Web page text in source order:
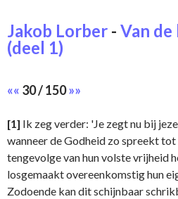
Jakob Lorber - Van
(deel 1)
«« 30 / 150»»
[1] Ik zeg verder: 'Je zegt nu bij
wanneer de Godheid zo spreekt tot
tengevolge van hun volste vrijheid
losgemaakt overeenkomstig hun
Zodoende kan dit schijnbaar